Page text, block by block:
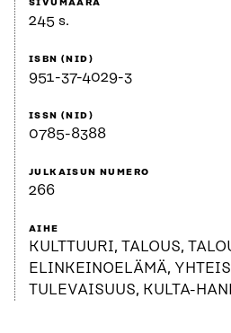
SIVUMÄÄRÄ
245 s.
ISBN (NID)
951-37-4029-3
ISSN (NID)
0785-8388
JULKAISUN NUMERO
266
AIHE
KULTTUURI, TALOUS,
ELINKEINOELÄMÄ,
TULEVAISUUS, KULTA-